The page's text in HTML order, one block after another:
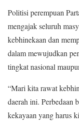
Politisi perempuan
mengajak seluruh
kebhinekaan dan
dalam mewujudkan
tingkat nasional
“Mari kita rawat
daerah ini. Perbedaan
kekayaan yang harus